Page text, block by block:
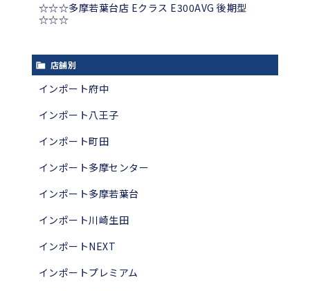
☆☆☆多摩若葉台店 Eクラス E300AVG 後期型
☆☆☆
店舗別
インポート府中
インポート八王子
インポート町田
インポート多摩センター
インポート多摩若葉台
インポート川崎生田
インポートNEXT
インポートプレミアム